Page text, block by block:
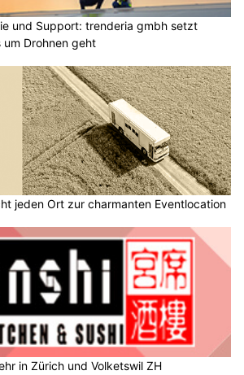
und Support: trenderia gmbh setzt
um Drohnen geht
jeden Ort zur charmanten Eventlocation
in Zürich und Volketswil ZH